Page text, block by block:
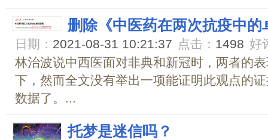
删除《中医药在两次抗疫中
日期： 2021-08-31 10:21:37 点击： 1498 好
林治波说中西医面对非典和新冠时，两者的
下，然而全文没有举出一项能证明此观点的
数据了。...
托梦是迷信吗？